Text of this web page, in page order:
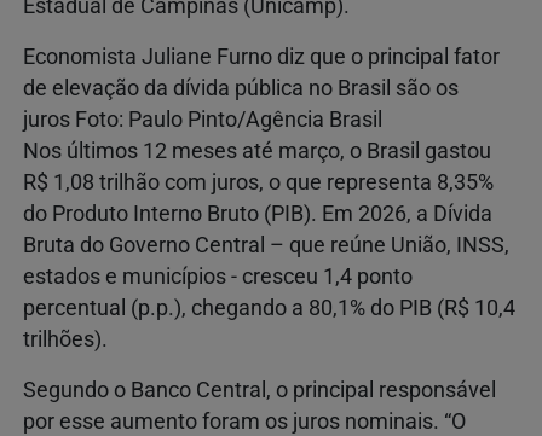
Estadual de Campinas (Unicamp).
Economista Juliane Furno diz que o principal fator
de elevação da dívida pública no Brasil são os
juros Foto: Paulo Pinto/Agência Brasil
Nos últimos 12 meses até março, o Brasil gastou
R$ 1,08 trilhão com juros, o que representa 8,35%
do Produto Interno Bruto (PIB). Em 2026, a Dívida
Bruta do Governo Central – que reúne União, INSS,
estados e municípios - cresceu 1,4 ponto
percentual (p.p.), chegando a 80,1% do PIB (R$ 10,4
trilhões).
Segundo o Banco Central, o principal responsável
por esse aumento foram os juros nominais. “O